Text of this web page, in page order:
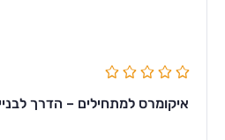
איקומרס למתחילים – הדרך